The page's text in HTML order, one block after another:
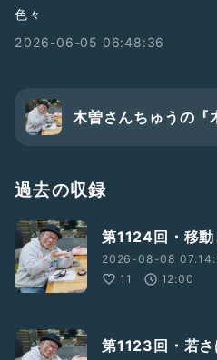
色々
2026-06-05 06:48:36
木曽さんちゅうの『
過去の収録
第1124回・移
2026-08-08
11
12:00
第1123回・若